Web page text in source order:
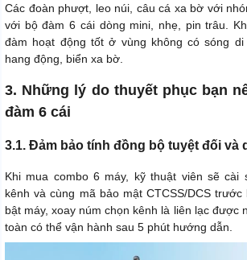
Các đoàn phượt, leo núi, câu cá xa bờ với
với bộ đàm 6 cái dòng mini, nhẹ, pin trâu.
đàm hoạt động tốt ở vùng không có sóng di
hang động, biển xa bờ.
3. Những lý do thuyết phục bạn
đàm 6 cái
3.1. Đảm bảo tính đồng bộ tuyệt đối và
Khi mua combo 6 máy, kỹ thuật viên sẽ cài
kênh và cùng mã bảo mật CTCSS/DCS
bật máy, xoay núm chọn kênh là liên lạc được
toàn có thể vận hành sau 5 phút hướng dẫn.